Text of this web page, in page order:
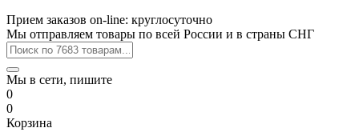
Прием заказов on-line: круглосуточно
Мы отправляем товары по всей России и в страны СНГ
Мы в сети, пишите
0
0
Корзина